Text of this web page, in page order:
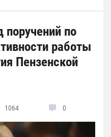
поручений по
работы
Пензенской
1064 0